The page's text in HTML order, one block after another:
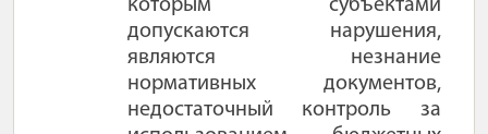
которым субъектами
допускаются нарушения,
являются незнание
нормативных документов,
недостаточный контроль за